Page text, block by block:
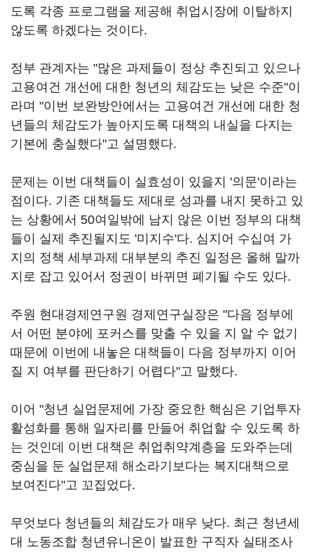
도록 각종 프로그램을 제공해 취업시장에 이탈하지
않도록 하겠다는 것이다.
정부 관계자는 "많은 과제들이 정상 추진되고 있으나
고용여건 개선에 대한 청년의 체감도는 낮은 수준"이
라며 "이번 보완방안에서는 고용여건 개선에 대한 청
년들의 체감도가 높아지도록 대책의 내실을 다지는
기본에 충실했다"고 설명했다.
문제는 이번 대책들이 실효성이 있을지 '의문'이라는
점이다. 기존 대책들도 제대로 성과를 내지 못하고 있
는 상황에서 50여일밖에 남지 않은 이번 정부의 대책
들이 실제 추진될지도 '미지수'다. 심지어 수십여 가
지의 정책 세부과제 대부분의 추진 일정은 올해 말까
지로 잡고 있어서 정권이 바뀌면 폐기될 수도 있다.
주원 현대경제연구원 경제연구실장은 "다음 정부에
서 어떤 분야에 포커스를 맞출 수 있을 지 알 수 없기
때문에 이번에 내놓은 대책들이 다음 정부까지 이어
질 지 여부를 판단하기 어렵다"고 말했다.
이어 "청년 실업문제에 가장 중요한 핵심은 기업투자
활성화를 통해 일자리를 만들어 취업할 수 있도록 하
는 것인데 이번 대책은 취업취약계층을 도와주는데
중심을 둔 실업문제 해소라기보다는 복지대책으로
보여진다"고 꼬집었다.
무엇보다 청년들의 체감도가 매우 낮다. 최근 청년세
대 노동조합 청년유니온이 발표한 구직자 실태조사